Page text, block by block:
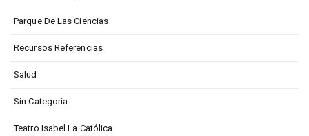
Parque De Las Ciencias
Recursos Referencias
Salud
Sin Categoría
Teatro Isabel La Católica